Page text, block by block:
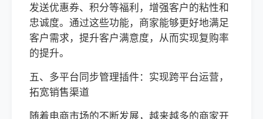
发送优惠券、积分等福利，增强客户的粘性和
忠诚度。通过这些功能，商家能够更好地满足
客户需求，提升客户满意度，从而实现复购率
的提升。
五、多平台同步管理插件：实现跨平台运营，
拓宽销售渠道
随着电商市场的不断发展，越来越多的商家开